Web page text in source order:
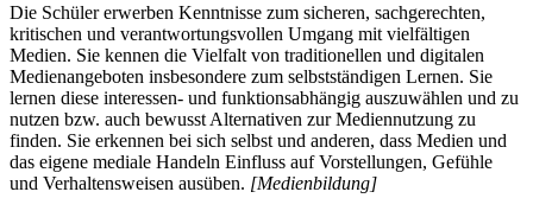
Die Schüler erwerben Kenntnisse zum sicheren, sachgerechten,
kritischen und verantwortungsvollen Umgang mit vielfältigen
Medien. Sie kennen die Vielfalt von traditionellen und digitalen
Medienangeboten insbesondere zum selbstständigen Lernen. Sie
lernen diese interessen- und funktionsabhängig auszuwählen und zu
nutzen bzw. auch bewusst Alternativen zur Mediennutzung zu
finden. Sie erkennen bei sich selbst und anderen, dass Medien und
das eigene mediale Handeln Einfluss auf Vorstellungen, Gefühle
und Verhaltensweisen ausüben. [Medienbildung]